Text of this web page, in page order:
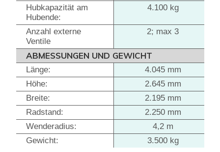
Hubkapazität am
Hubende:
4.100 kg
Anzahl externe
Ventile
2; max 3
ABMESSUNGEN UND GEWICHT
Länge:
4.045 mm
Höhe:
2.645 mm
Breite:
2.195 mm
Radstand:
2.250 mm
Wenderadius:
4,2 m
Gewicht:
3.500 kg